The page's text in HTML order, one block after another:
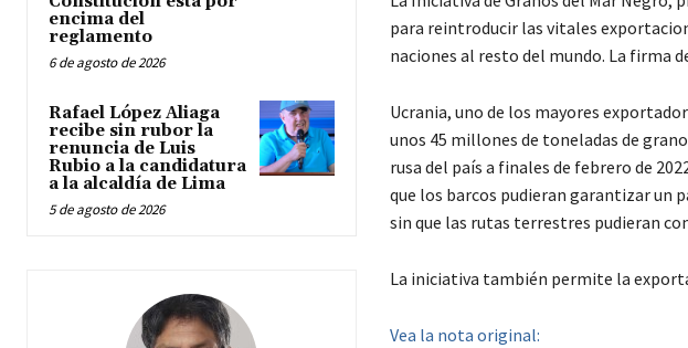
encima del
reglamento
6 de agosto de 2026
Rafael López Aliaga
recibe sin rubor la
renuncia de Luis
Rubio a la candidatura
a la alcaldía de Lima
5 de agosto de 2026
para reintroducir las vitales
naciones al resto del mundo. La firma
Ucrania, uno de los mayores
unos 45 millones de toneladas de
rusa del país a finales de febrero de
que los barcos pudieran garantizar un
sin que las rutas terrestres pudieran
La iniciativa también permite la
Vea la nota original: